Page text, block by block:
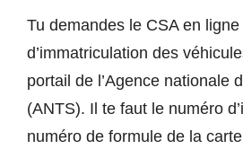
Tu demandes le CSA en
d’immatriculation des
portail de l’Agence nationale
(ANTS). Il te faut le numéro
numéro de formule de la